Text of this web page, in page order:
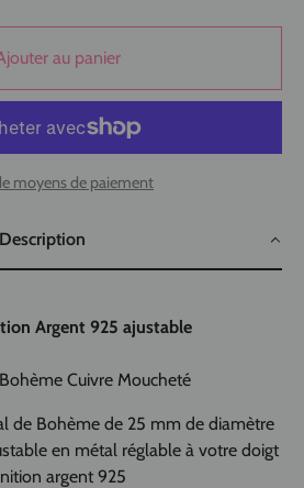
au panier
moyens de paiement
Description
Argent 925 ajustable
Cuivre Moucheté
de Bohème de 25 mm de diamètre
en métal réglable à votre doigt
argent 925